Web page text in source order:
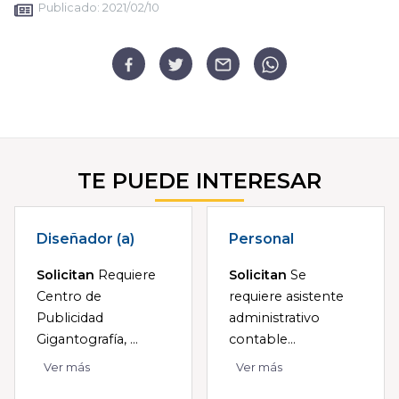
Publicado: 2021/02/10
TE PUEDE INTERESAR
Diseñador (a)
Solicitan Requiere
Centro de
Publicidad
Gigantografía, ...
Ver más
Personal
Solicitan Se
requiere asistente
administrativo
contable...
Ver más